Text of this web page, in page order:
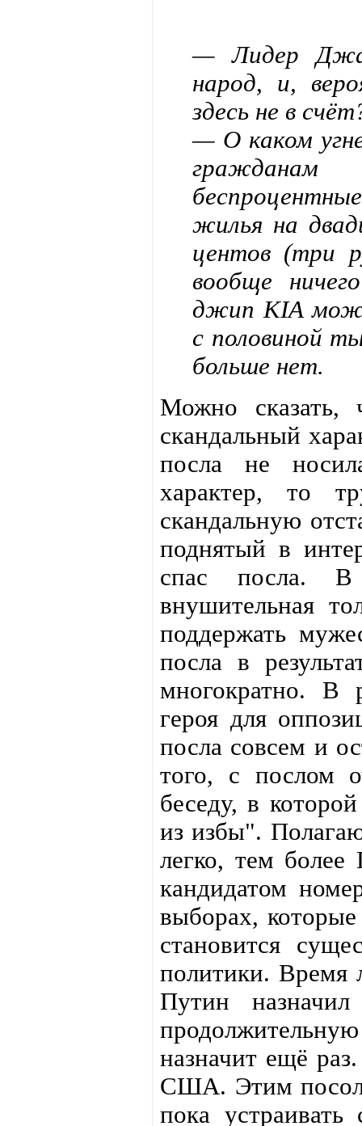
— Лидер
народ, и,
здесь не в
— О каком
гражданам
жилья на
центов (три
вообще
джип KIA
с половиной
больше нет.
Можно сказать,
скандальный
посла не
характер, то
скандальную
поднятый в
спас посла. В
внушительная
поддержать
посла в
многократно. В
героя для
посла совсем и
того, с послом
беседу, в
из избы".
легко, тем более
кандидатом
выборах,
становится
политики. Время
Путин
назначит ещё
США. Этим посол
пока устраивать